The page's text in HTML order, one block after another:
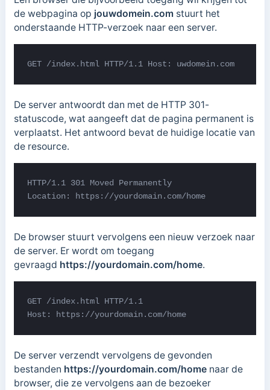
de webpagina op jouwdomein.comstuurt het
onderstaande HTTP-verzoek naar een server.
GET /index.html HTTP/1.1 Host: uwdomein.com
De server antwoordt dan met de HTTP 301-
statuscode, wat aangeeft dat de pagina permanent is
verplaatst. Het antwoord bevat de huidige locatie van
de resource.
HTTP/1.1 301 Moved Permanently
Location: https://yourdomain.com/home
De browser stuurt vervolgens een nieuw verzoek naar
de server. Er wordt om toegang
gevraagd https://yourdomain.com/home.
GET /index.html HTTP/1.1
Host: https://yourdomain.com/home
De server verzendt vervolgens de gevonden
bestanden https://yourdomain.com/homenaar de
browser, die ze vervolgens aan de bezoeker